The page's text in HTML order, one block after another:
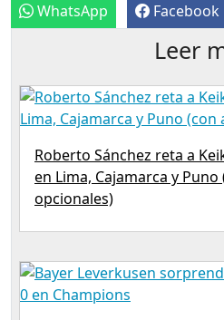
WhatsApp Facebook
Leer
Roberto Sánchez reta a
en Lima, Cajamarca y Puno
opcionales)